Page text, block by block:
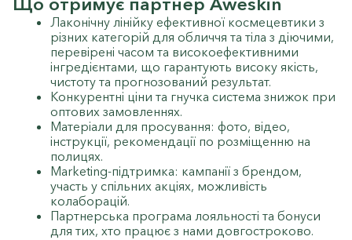
Лаконічну лінійку ефективної космецевтики з
різних категорій для обличчя та тіла з діючими,
перевірені часом та високоефективними
інгредієнтами, що гарантують високу якість,
чистоту та прогнозований результат.
Конкурентні ціни та гнучка система знижок при
оптових замовленнях.
Матеріали для просування: фото, відео,
інструкції, рекомендації по розміщенню на
полицях.
Marketing-підтримка: кампанії з брендом,
участь у спільних акціях, можливість
колаборацій.
Партнерська програма лояльності та бонуси
для тих, хто працює з нами довгостроково.